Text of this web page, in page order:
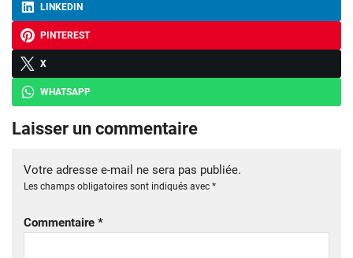
LINKEDIN
PINTEREST
X
WHATSAPP
Laisser un commentaire
Votre adresse e-mail ne sera pas publiée.
Les champs obligatoires sont indiqués avec *
Commentaire *